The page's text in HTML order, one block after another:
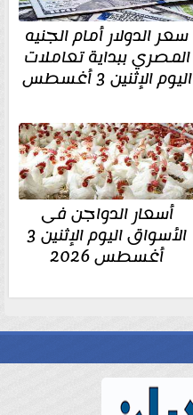
سعر الدولار أمام الجنيه
المصري ببداية تعاملات
اليوم الإثنين 3 أغسطس
أسعار الدواجن فى
الأسواق اليوم الإثنين 3
أغسطس 2026